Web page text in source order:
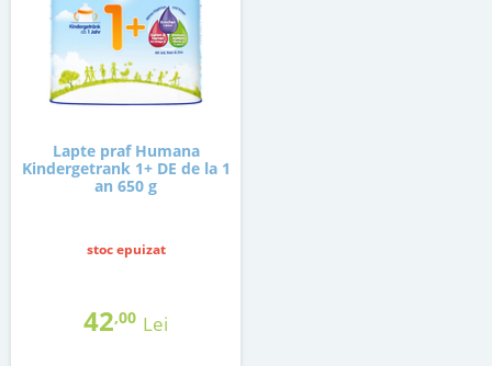
Lapte praf Humana
Kindergetrank 1+ DE de la 1
an 650 g
stoc epuizat
42,00 Lei